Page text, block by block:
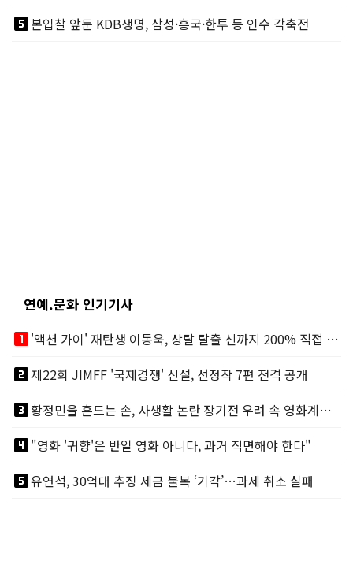
looks_5본입찰 앞둔 KDB생명, 삼성·흥국·한투 등 인수 각축전
연예.문화 인기기사
looks_one
'액션 가이' 재탄생 이동욱, 상탈 탈출 신까지 200% 직접 소화
looks_two제22회 JIMFF '국제경쟁' 신설, 선정작 7편 전격 공개
looks_3
황정민을 흔드는 손, 사생활 논란 장기전 우려 속 영화계도 리스크
looks_4"영화 '귀향'은 반일 영화 아니다, 과거 직면해야 한다"
looks_5유연석, 30억대 추징 세금 불복 ‘기각’…과세 취소 실패